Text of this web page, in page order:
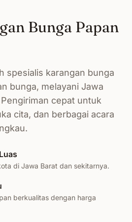
Bunga Papan
spesialis karangan bunga
bunga, melayani Jawa
cepat untuk
cita, dan berbagai acara
di Jawa Barat dan sekitarnya.
berkualitas dengan harga